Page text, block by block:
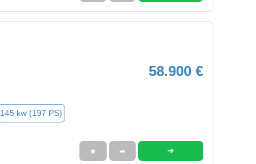
58.900 €
145 kw (197 PS)
★ ➦ ➜